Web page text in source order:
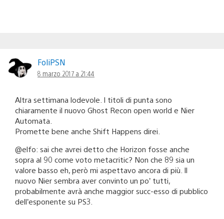
FoliPSN
8 marzo 2017 a 21:44
Altra settimana lodevole. I titoli di punta sono
chiaramente il nuovo Ghost Recon open world e Nier
Automata.
Promette bene anche Shift Happens direi.
@elfo: sai che avrei detto che Horizon fosse anche
sopra al 90 come voto metacritic? Non che 89 sia un
valore basso eh, però mi aspettavo ancora di più. Il
nuovo Nier sembra aver convinto un po’ tutti,
probabilmente avrà anche maggior succ-esso di pubblico
dell’esponente su PS3.